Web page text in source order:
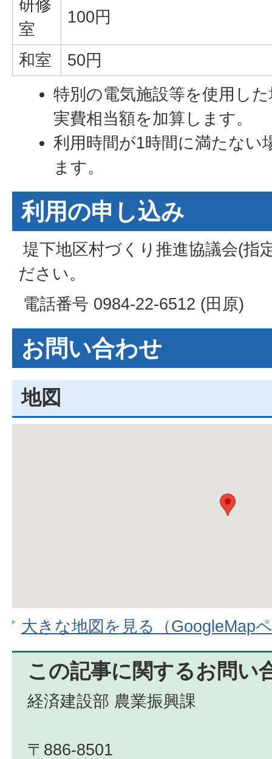
研修
室
100円
和室
50円
特別の電気施設等を使用し
実費相当額を加算します。
利用時間が1時間に満たない
ます。
利用の申し込み
堤下地区村づくり推進協議会(指
ださい。
電話番号 0984-22-6512 (田原)
お問い合わせ
地図
大きな地図を見る（GoogleMap
この記事に関するお問い
経済建設部 農業振興課
〒886-8501